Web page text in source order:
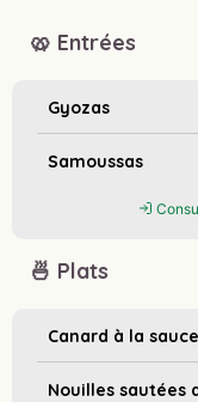
🥨 Entrées
Gyozas
Samoussas
🍜 Plats
Canard à la
Nouilles sautées